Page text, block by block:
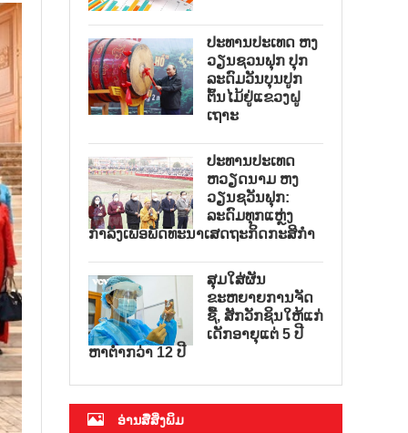
ປະທານປະເທດ ຫງ
ວຽນຊວນຟຸກ ປຸກ
ລະດົມວັນບຸນປູກ
ຕົ້ນໄມ້ຢູ່ແຂວງຝູ
ເຖາະ
ປະທານປະເທດ
ຫວຽດນາມ ຫງ
ວຽນຊວັນຟຸກ:
ລະດົມທຸກແຫຼ່ງ
ກຳລັງເພື່ອພັດທະນາເສດຖະກິດກະສິກຳ
ສຸມໃສ່ຜັນ
ຂະຫຍາຍການຈັດ
ຊື້, ສັກວັກຊິນໃຫ້ແກ່
ເດັກອາຍຸແຕ່ 5 ປີ
ຫາຕ່ຳກວ່າ 12 ປີ
ອ່ານສື່ສິ່ງພິມ